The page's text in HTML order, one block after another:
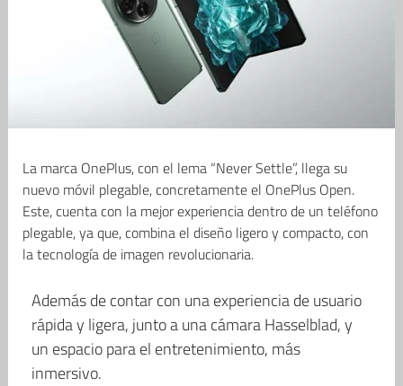
La marca OnePlus, con el lema “Never Settle”, llega su
nuevo móvil plegable, concretamente el OnePlus Open.
Este, cuenta con la mejor experiencia dentro de un teléfono
plegable, ya que, combina el diseño ligero y compacto, con
la tecnología de imagen revolucionaria.
Además de contar con una experiencia de usuario
rápida y ligera, junto a una cámara Hasselblad, y
un espacio para el entretenimiento, más
inmersivo.